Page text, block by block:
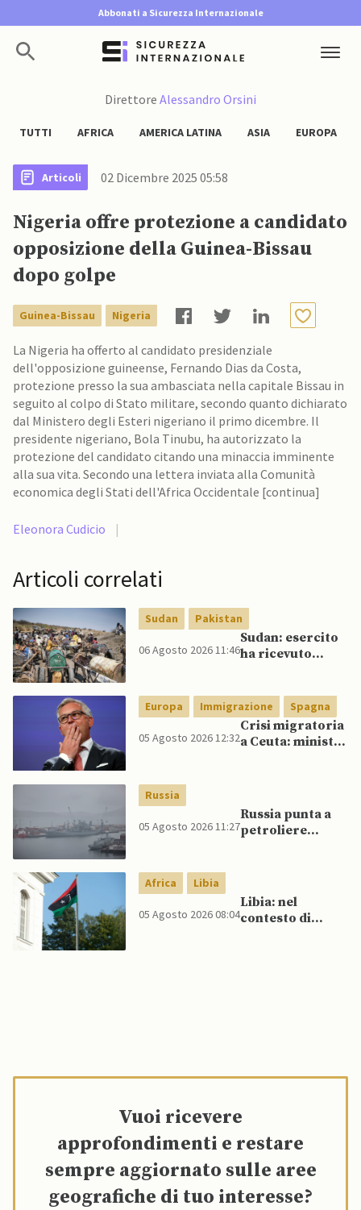
Abbonati a Sicurezza Internazionale
Direttore Alessandro Orsini
TUTTI AFRICA AMERICA LATINA ASIA EUROPA
Articoli 02 Dicembre 2025 05:58
Nigeria offre protezione a candidato
opposizione della Guinea-Bissau
dopo golpe
Guinea-Bissau Nigeria
La Nigeria ha offerto al candidato presidenziale
dell'opposizione guineense, Fernando Dias da Costa,
protezione presso la sua ambasciata nella capitale Bissau in
seguito al colpo di Stato militare, secondo quanto dichiarato
dal Ministero degli Esteri nigeriano il primo dicembre. Il
presidente nigeriano, Bola Tinubu, ha autorizzato la
protezione del candidato citando una minaccia imminente
alla sua vita. Secondo una lettera inviata alla Comunità
economica degli Stati dell'Africa Occidentale [continua]
Eleonora Cudicio |
Articoli correlati
Sudan Pakistan
06 Agosto 2026 11:46
Sudan: esercito
ha ricevuto
Pakistan
Europa Immigrazione Spagna
05 Agosto 2026 12:32
Crisi migratoria
a Ceuta: ministri
schierano a
sostegno della
Spagna
Russia
05 Agosto 2026 11:27
Russia punta a
petroliere
“flotta ombra”
per aggirare
sanzioni
Africa Libia
05 Agosto 2026 08:04
Libia: nel
contesto di
Vuoi ricevere
approfondimenti e restare
sempre aggiornato sulle aree
geografiche di tuo interesse?